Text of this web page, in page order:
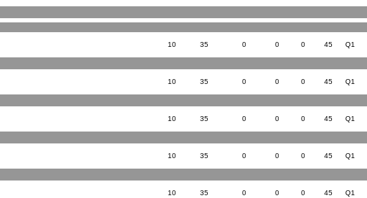
10 35 0 0 0 45 Q1
10 35 0 0 0 45 Q1
10 35 0 0 0 45 Q1
10 35 0 0 0 45 Q1
10 35 0 0 0 45 Q1